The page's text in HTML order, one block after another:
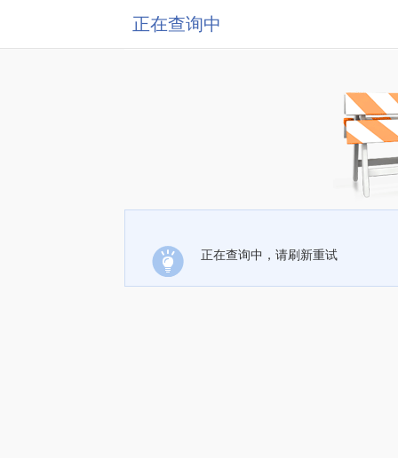
正在查询中
正在查询中，请刷新重试